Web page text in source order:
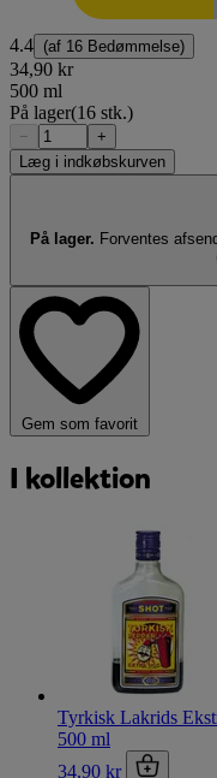
4.4 (af 16 Bedømmelse)
34,90 kr
500 ml
På lager(16 stk.)
−
+
Læg i indkøbskurven
På lager. Forventes
Gem som favorit
I kollektion
Tyrkisk Lakrids
500 ml
34,90 kr